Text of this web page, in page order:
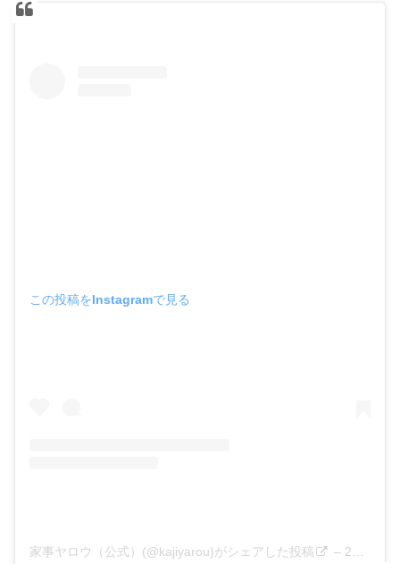
この投稿をInstagramで見る
家事ヤロウ（公式）(@kajiyarou)がシェアした投稿 – 2020年 1月月8日午前6時53分PST